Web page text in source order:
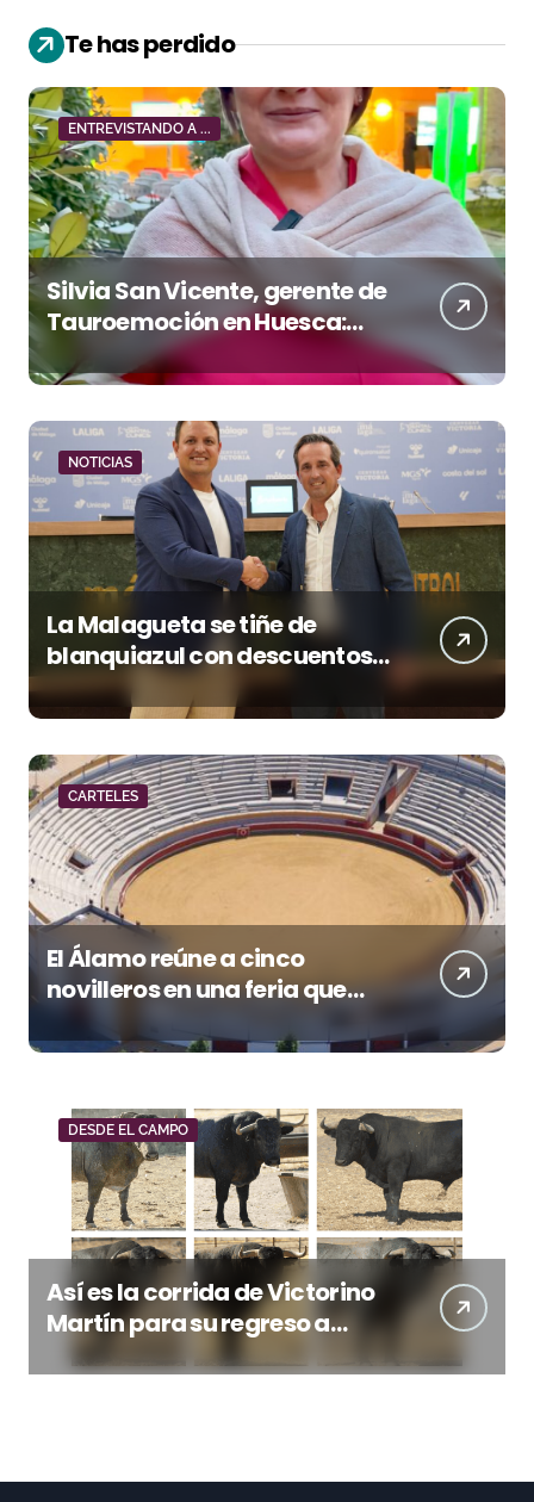
Te has perdido
ENTREVISTANDO A ...
Silvia San Vicente, gerente de
Tauroemoción en Huesca:
«Todas las figuras del toreo
quieren venir a esta feria»
NOTICIAS
La Malagueta se tiñe de
blanquiazul con descuentos
y una corrida homenaje al
Málaga CF
CARTELES
El Álamo reúne a cinco
novilleros en una feria que
vuelve a mirar al futuro
DESDE EL CAMPO
Así es la corrida de Victorino
Martín para su regreso a
Huesca trece años después
(Imágenes)